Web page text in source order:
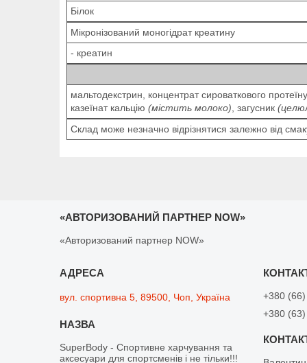
Білок
Мікронізований моногідрат креатину
- креатин
мальтодекстрин, концентрат сироваткового
казеїнат кальцію (містить молоко) , загусник
Склад може незначно відрізнятися залежно від
«АВТОРИЗОВАНИЙ ПАРТНЕР NOW»
«Авторизований партнер NOW»
вул. спортивна 5, 89500, Чоп, Україна
SuperBody - Спортивне харчування та
аксесуари для спортсменів і не тільки!!!
+380
+380